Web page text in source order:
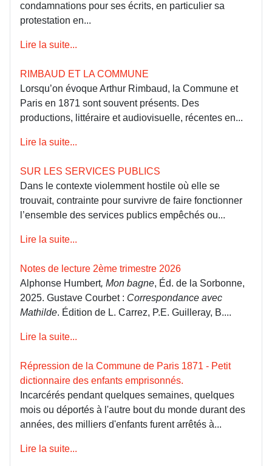
condamnations pour ses écrits, en particulier sa
protestation en...
Lire la suite...
RIMBAUD ET LA COMMUNE
Lorsqu’on évoque Arthur Rimbaud, la Commune et
Paris en 1871 sont souvent présents. Des
productions, littéraire et audiovisuelle, récentes en...
Lire la suite...
SUR LES SERVICES PUBLICS
Dans le contexte violemment hostile où elle se
trouvait, contrainte pour survivre de faire fonctionner
l’ensemble des services publics empêchés ou...
Lire la suite...
Notes de lecture 2ème trimestre 2026
Alphonse Humbert, Mon bagne, Éd. de la Sorbonne,
2025. Gustave Courbet : Correspondance avec
Mathilde. Édition de L. Carrez, P.E. Guilleray, B....
Lire la suite...
Répression de la Commune de Paris 1871 - Petit
dictionnaire des enfants emprisonnés.
Incarcérés pendant quelques semaines, quelques
mois ou déportés à l'autre bout du monde durant des
années, des milliers d'enfants furent arrêtés à...
Lire la suite...